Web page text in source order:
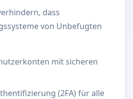
dass
von Unbefugten
mit sicheren
(2FA) für alle